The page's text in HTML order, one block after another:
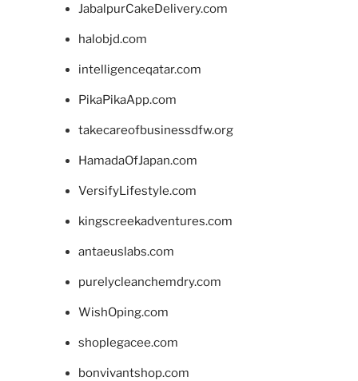
JabalpurCakeDelivery.com
halobjd.com
intelligenceqatar.com
PikaPikaApp.com
takecareofbusinessdfw.org
HamadaOfJapan.com
VersifyLifestyle.com
kingscreekadventures.com
antaeuslabs.com
purelycleanchemdry.com
WishOping.com
shoplegacee.com
bonvivantshop.com